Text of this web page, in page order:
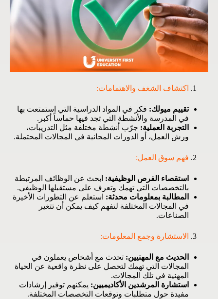
اكتشاف الشغف والاهتمامات:
تقييم ميولك: فكر في المواد الدراسية التي استمتعت بها
في المدرسة والأنشطة التي تجد فيها حماساً أكبر.
التجربة العملية: جرّب أنشطة مختلفة مثل التدريبات،
ورش العمل، أو الدورات المجانية في المجالات المحتملة.
فهم سوق العمل:
استقصاء الفرص الوظيفية: ابحث عن الوظائف المرتبطة
بالتخصصات التي تهمك وتعرف على مستقبلها الوظيفي.
المطالبة بمعلومات محدثة: استعلم عن التطورات الأخيرة
في المجالات المختلفة لتفهم كيف يمكن أن تتغير
الصناعات.
الاستشارة وجمع المعلومات:
الحديث مع المهنيين: تحدث مع أشخاص يعملون في
المجالات التي تهمك لتحصل على نظرة واقعية عن الحياة
المهنية في تلك المجالات.
استشارة المرشدين الأكاديميين: يمكنهم توفير إرشادات
مفيدة حول متطلبات وتوقعات التخصصات المختلفة.